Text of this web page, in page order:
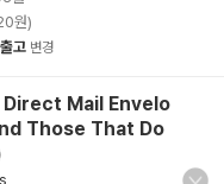
원)
고 변경
Direct Mail Envelo
Those That Do